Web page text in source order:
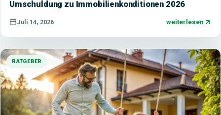
Umschuldung zu Immobilienkonditionen 2026
Juli 14, 2026 weiterlesen
RATGEBER